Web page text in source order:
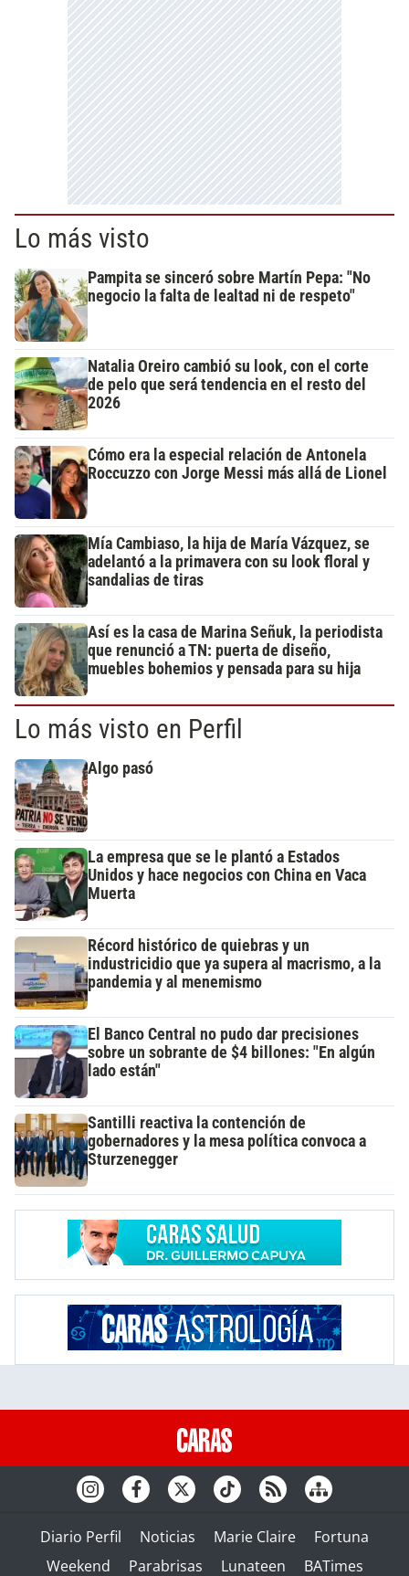
Lo más visto
Pampita se sinceró sobre Martín Pepa: "No
negocio la falta de lealtad ni de respeto"
Natalia Oreiro cambió su look, con el corte
de pelo que será tendencia en el resto del
2026
Cómo era la especial relación de Antonela
Roccuzzo con Jorge Messi más allá de Lionel
Mía Cambiaso, la hija de María Vázquez, se
adelantó a la primavera con su look floral y
sandalias de tiras
Así es la casa de Marina Señuk, la periodista
que renunció a TN: puerta de diseño,
muebles bohemios y pensada para su hija
Lo más visto en Perfil
Algo pasó
La empresa que se le plantó a Estados
Unidos y hace negocios con China en Vaca
Muerta
Récord histórico de quiebras y un
industricidio que ya supera al macrismo, a la
pandemia y al menemismo
El Banco Central no pudo dar precisiones
sobre un sobrante de $4 billones: "En algún
lado están"
Santilli reactiva la contención de
gobernadores y la mesa política convoca a
Sturzenegger
Diario Perfil Noticias Marie Claire
Fortuna
Weekend
Parabrisas Lunateen BATimes